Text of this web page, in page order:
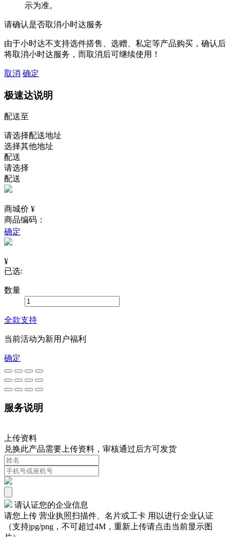
示为准。
请确认是否取消小时达服务
由于小时达不支持选件搭售、选赠、私定等产品购买，确认后
将取消小时达服务，而取消后可继续使用！
取消 确定
极速达说明
配送至
请选择配送地址
选择其他地址
配送
请选择
配送
商城价 ¥
商品编码：
确定
¥
已选:
数量
全款支持
当前活动为新用户福利
确定
服务说明
上传资料
兑换此产品需要上传资料，审核通过后方可发货
请认证您的企业信息
请您上传 营业执照扫描件、名片或工卡 用以进行企业认证
（支持jpg/png，不可超过4M，重新上传请点击当前显示图